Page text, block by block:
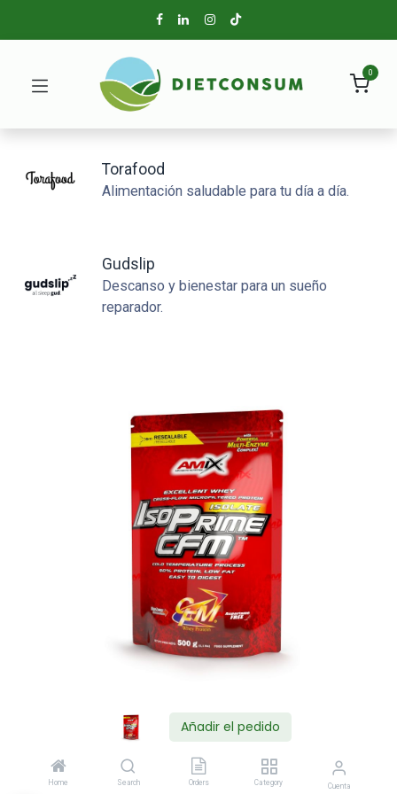
Añadir el pedido
Home Search Orders Category Cuenta
0
Torafood
Alimentación saludable para tu día a día.
Gudslip
Descanso y bienestar para un sueño
reparador.
Shop